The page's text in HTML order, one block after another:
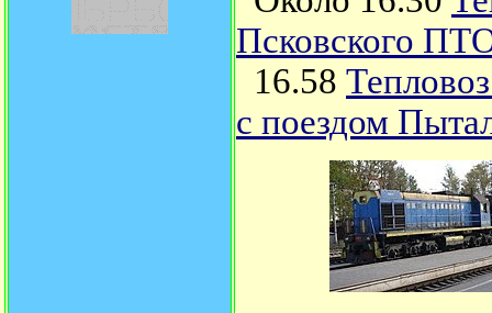
Псковского
16.58
с поездом